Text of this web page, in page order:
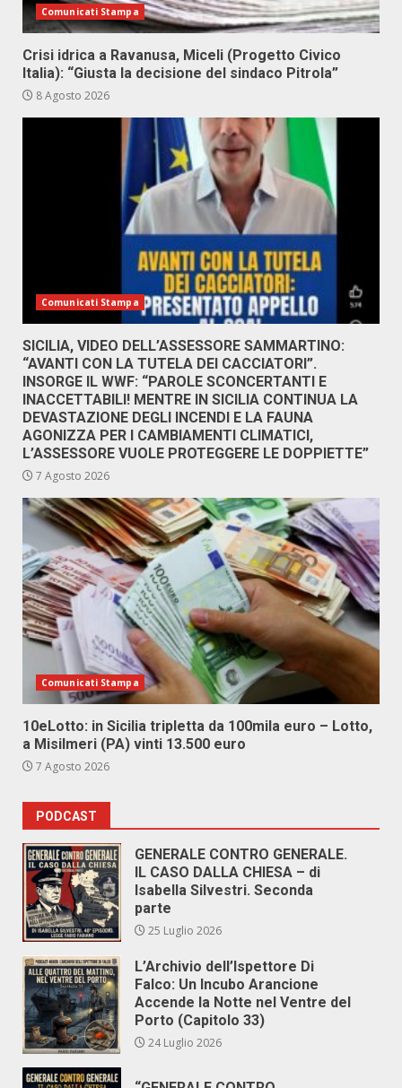
Comunicati Stampa
Crisi idrica a Ravanusa, Miceli (Progetto Civico
Italia): “Giusta la decisione del sindaco Pitrola”
8 Agosto 2026
Comunicati Stampa
SICILIA, VIDEO DELL’ASSESSORE SAMMARTINO:
“AVANTI CON LA TUTELA DEI CACCIATORI”.
INSORGE IL WWF: “PAROLE SCONCERTANTI E
INACCETTABILI! MENTRE IN SICILIA CONTINUA LA
DEVASTAZIONE DEGLI INCENDI E LA FAUNA
AGONIZZA PER I CAMBIAMENTI CLIMATICI,
L’ASSESSORE VUOLE PROTEGGERE LE DOPPIETTE”
7 Agosto 2026
Comunicati Stampa
10eLotto: in Sicilia tripletta da 100mila euro – Lotto,
a Misilmeri (PA) vinti 13.500 euro
7 Agosto 2026
PODCAST
GENERALE CONTRO GENERALE.
IL CASO DALLA CHIESA – di
Isabella Silvestri. Seconda
parte
25 Luglio 2026
L’Archivio dell’Ispettore Di
Falco: Un Incubo Arancione
Accende la Notte nel Ventre del
Porto (Capitolo 33)
24 Luglio 2026